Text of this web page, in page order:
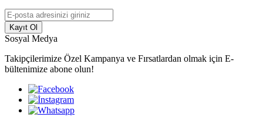
Kayıt Ol
Sosyal Medya
Takipçilerimize Özel Kampanya ve Fırsatlardan olmak için E-
bültenimize abone olun!